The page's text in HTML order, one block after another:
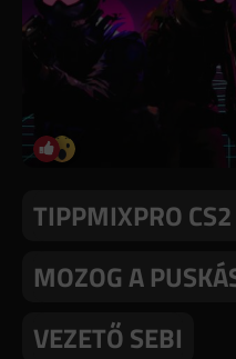
TIPPMIXPRO
MOZOG A
VEZETŐ SEBI